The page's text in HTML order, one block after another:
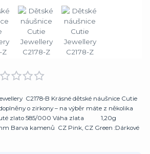
C2178-B Krásné dětské náušnice Cutie
o zirkony – na výběr máte z několika
zlato 585/000 Váha zlata 1,20g
kamenů CZ Pink, CZ Green :Dárkové